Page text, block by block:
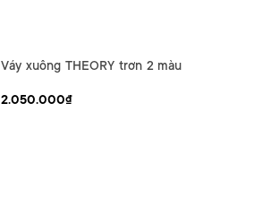
Váy xuông THEORY trơn 2 màu
2.050.000₫